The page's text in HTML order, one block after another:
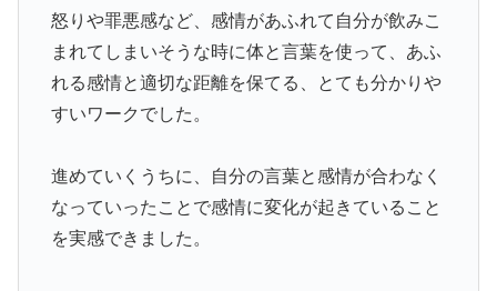
怒りや罪悪感など、感情があふれて自分が飲みこ
まれてしまいそうな時に体と言葉を使って、あふ
れる感情と適切な距離を保てる、とても分かりや
すいワークでした。
進めていくうちに、自分の言葉と感情が合わなく
なっていったことで感情に変化が起きていること
を実感できました。